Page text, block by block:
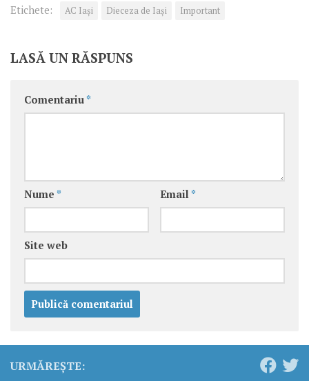
Etichete: AC Iași Dieceza de Iași Important
LASĂ UN RĂSPUNS
Comentariu *
Nume * Email *
Site web
URMĂREȘTE: